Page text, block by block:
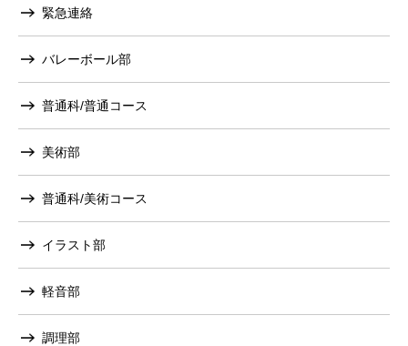
緊急連絡
バレーボール部
普通科/普通コース
美術部
普通科/美術コース
イラスト部
軽音部
調理部